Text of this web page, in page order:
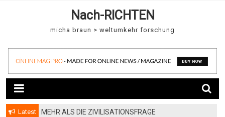
Nach-RICHTEN
micha braun > weltumkehr forschung
Latest MEHR ALS DIE ZIVILISATIONSFRAGE